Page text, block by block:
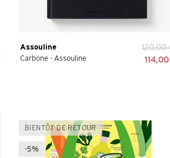
Assouline
Carbone - Assouline
120,00
BIENTÔT DE RETOUR
-5%